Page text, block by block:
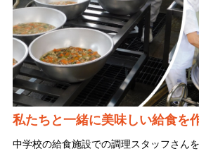
私たちと一緒に美味しい給食を
中学校の給食施設での調理スタッフさん